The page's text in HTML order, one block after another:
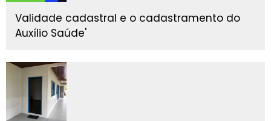
Validade cadastral e o cadastramento do
Auxílio Saúde'